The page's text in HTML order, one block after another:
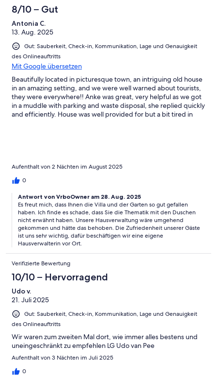
8/10 – Gut
Antonia C.
13. Aug. 2025
Gut: Sauberkeit, Check-in, Kommunikation, Lage und Genauigkeit
des Onlineauftritts
Mit Google übersetzen
Beautifully located in picturesque town, an intriguing old house
in an amazing setting, and we were well warned about tourists,
they were everywhere!! Anke was great, very helpful as we got
in a muddle with parking and waste disposal, she replied quickly
and efficiently. House was well provided for but a bit tired in
Aufenthalt von 2 Nächten im August 2025
0
Antwort von VrboOwner am 28. Aug. 2025
Es freut mich, dass Ihnen die Villa und der Garten so gut gefallen
haben. Ich finde es schade, dass Sie die Thematik mit den Duschen
nicht erwähnt haben. Unsere Hausverwaltung wäre umgehend
gekommen und hätte das behoben. Die Zufriedenheit unserer Gäste
ist uns sehr wichtig, dafür beschäftigen wir eine eigene
Hausverwalterin vor Ort.
Verifizierte Bewertung
10/10 – Hervorragend
Udo v.
21. Juli 2025
Gut: Sauberkeit, Check-in, Kommunikation, Lage und Genauigkeit
des Onlineauftritts
Wir waren zum zweiten Mal dort, wie immer alles bestens und
uneingeschränkt zu empfehlen LG Udo van Pee
Aufenthalt von 3 Nächten im Juli 2025
0